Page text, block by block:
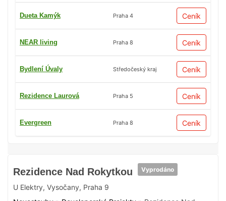
Rezidence Nad Rokytkou Vyprodáno
U Elektry, Vysočany, Praha 9
Dueta Kamýk Praha 4 Ceník
NEAR living Praha 8 Ceník
Bydlení Úvaly Středočeský kraj Ceník
Rezidence Laurová Praha 5 Ceník
Evergreen Praha 8 Ceník